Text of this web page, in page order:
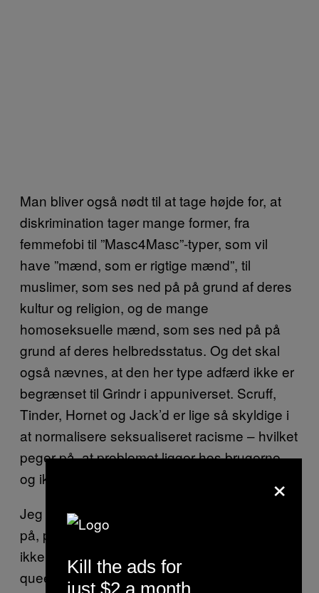
Man bliver også nødt til at tage højde for, at
diskrimination tager mange former, fra
femmefobi til ”Masc4Masc”-typer, som vil
have ”mænd, som er rigtige mænd”, til
muslimer, som ses ned på på grund af deres
kultur og religion, og de mange
homoseksuelle mænd, som ses ned på på
grund af deres helbredsstatus. Og det skal
også nævnes, at den her type adfærd ikke er
begrænset til Grindr i appuniverset. Scruff,
Tinder, Hornet og Jack’d er lige så skyldige i
at normalisere seksualiseret racisme – hvilket
peger på, at problemet ligger hos brugerne
og ikke nødvendigvis appens rammer alene.
Jeg har brugt mere tid, end jeg gider tænke
på, på at forklare hvide homoer, hvorfor det
ikke er en kompliment at kalde mig en ”karry-
queen” eller indlede en samtale med, ”Hej,
×
Kill the ads for
just $2 a month